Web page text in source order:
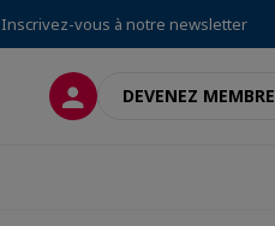
Inscrivez-vous à notre newsletter
CONNEXIONDEVENEZ MEMBRE